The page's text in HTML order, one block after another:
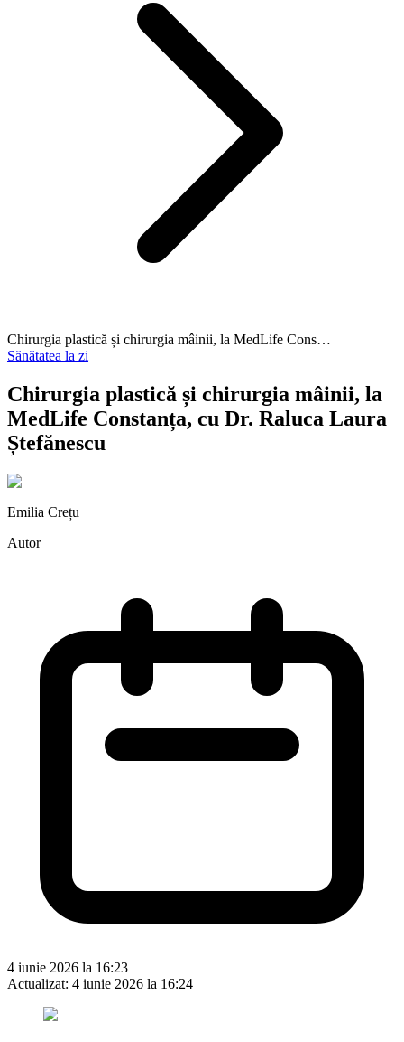
Chirurgia plastică și chirurgia mâinii, la MedLife Cons…
Sănătatea la zi
Chirurgia plastică și chirurgia mâinii, la
MedLife Constanța, cu Dr. Raluca Laura
Ștefănescu
Emilia Crețu
Autor
4 iunie 2026 la 16:23
Actualizat: 4 iunie 2026 la 16:24